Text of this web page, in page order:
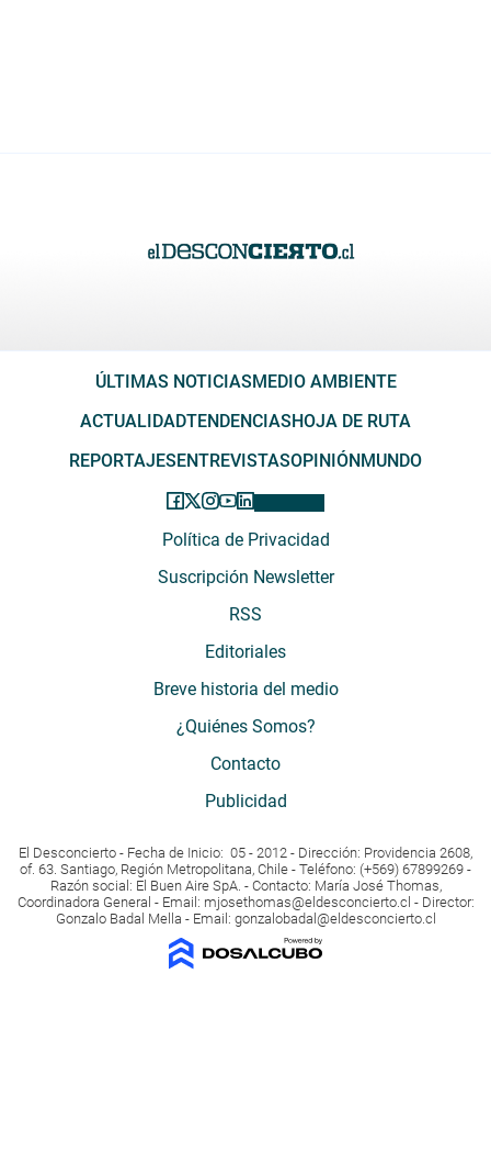
ÚLTIMAS NOTICIASMEDIO AMBIENTE
ACTUALIDADTENDENCIASHOJA DE RUTA
REPORTAJESENTREVISTASOPINIÓNMUNDO
Política de Privacidad
Suscripción Newsletter
RSS
Editoriales
Breve historia del medio
¿Quiénes Somos?
Contacto
Publicidad
El Desconcierto - Fecha de Inicio: 05 - 2012 - Dirección: Providencia 2608,
of. 63. Santiago, Región Metropolitana, Chile - Teléfono: (+569) 67899269 -
Razón social: El Buen Aire SpA. - Contacto: María José Thomas,
Coordinadora General - Email: mjosethomas@eldesconcierto.cl - Director:
Gonzalo Badal Mella - Email: gonzalobadal@eldesconcierto.cl